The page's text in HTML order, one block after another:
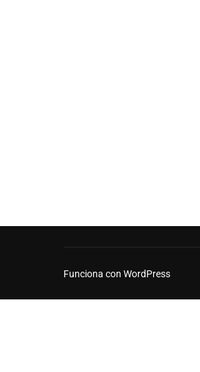
Funciona con WordPress